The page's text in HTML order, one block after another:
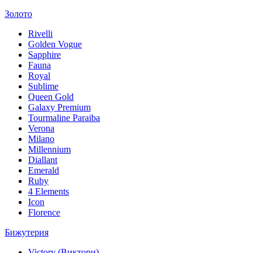
Золото
Rivelli
Golden Vogue
Sapphire
Fauna
Royal
Sublime
Queen Gold
Galaxy Premium
Tourmaline Paraiba
Verona
Milano
Millennium
Diallant
Emerald
Ruby
4 Elements
Icon
Florence
Бижутерия